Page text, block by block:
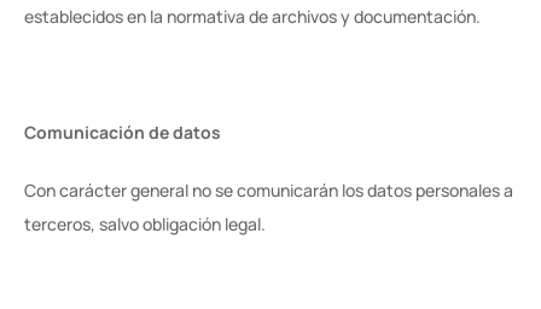
establecidos en la normativa de archivos y documentación.
Comunicación de datos
Con carácter general no se comunicarán los datos personales a
terceros, salvo obligación legal.